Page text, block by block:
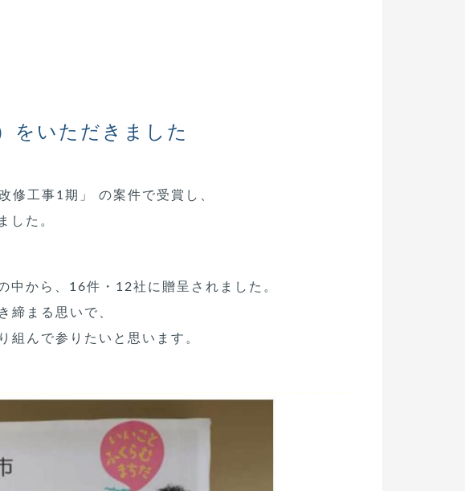
をいただきました
修工事1期」 の案件で受賞し、
した。
から、16件・12社に贈呈されました。
締まる思いで、
組んで参りたいと思います。